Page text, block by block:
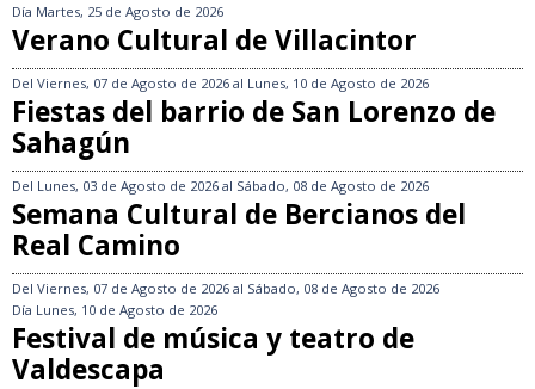
Día Martes, 25 de Agosto de 2026
Verano Cultural de Villacintor
Del Viernes, 07 de Agosto de 2026 al Lunes, 10 de Agosto de 2026
Fiestas del barrio de San Lorenzo de
Sahagún
Del Lunes, 03 de Agosto de 2026 al Sábado, 08 de Agosto de 2026
Semana Cultural de Bercianos del
Real Camino
Del Viernes, 07 de Agosto de 2026 al Sábado, 08 de Agosto de 2026
Día Lunes, 10 de Agosto de 2026
Festival de música y teatro de
Valdescapa